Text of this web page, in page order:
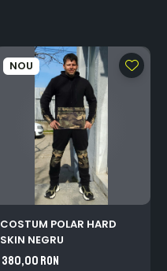
NOU
COSTUM POLAR HARD
SKIN NEGRU
380,00 RON